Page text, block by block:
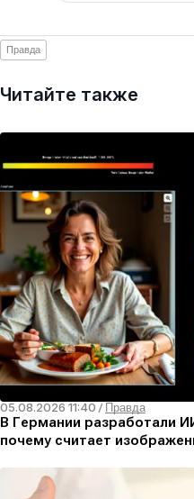
Правда
Читайте также
05.08.2026 11:40 / Правда
В Германии разработали
почему считает